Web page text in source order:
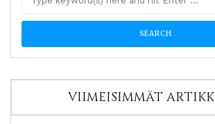
VIIMEISIMMÄT